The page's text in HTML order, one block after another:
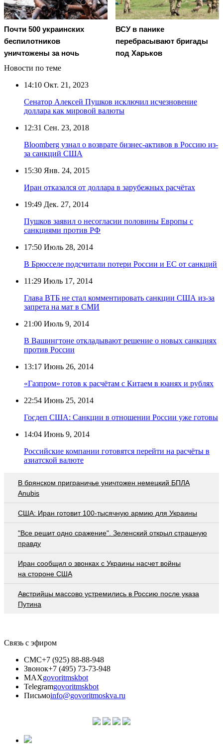
Почти 500 украинских
беспилотников
уничтожены за ночь
ВСУ в панике
перебрасывают бригады
под Харьков
Новости по теме
14:10 Окт. 21, 2023
Сенатор Алексей Пушков исключил исчезновение
доллара как мировой валюты
12:31 Сен. 23, 2018
Bloomberg узнал о возврате бизнес-активов в Россию из-
за санкций США
15:30 Янв. 24, 2015
Иран отказался от доллара в зарубежных расчётах
19:49 Дек. 27, 2014
Пушков заявил о несогласии половины Европы с
санкциями против РФ
17:50 Июль 28, 2014
В Брюсселе подсчитали потери России и ЕС от санкций
11:29 Июль 17, 2014
Глава ВТБ не стал комментировать санкции США из-за
запрета на мат в СМИ
21:00 Июль 9, 2014
В Вашингтоне откладывают решение о новых санкциях
против России
13:17 Июнь 26, 2014
«Газпром» готов к расчётам с Китаем в юанях и рублях
22:54 Июнь 25, 2014
Госдеп США: Санкции в отношении России уже готовы
14:04 Июнь 9, 2014
Российские компании готовятся перейти на расчёты в
азиатской валюте
В брянском приграничье уничтожен немецкий БПЛА
Anubis
США: Иран готовит 100-тысячную армию для Украины
"Все решит одно сражение". Зеленский открыл страшную
правду
Иран сообщил о звонках с Украины насчет войны
на стороне США
Австрийцы массово устремились в Россию после указа
Путина
Связь с эфиром
СМС+7 (925) 88-88-948
Звонок+7 (495) 73-73-948
MAXgovoritmskbot
Telegramgovoritmskbot
Письмоinfo@govoritmoskva.ru